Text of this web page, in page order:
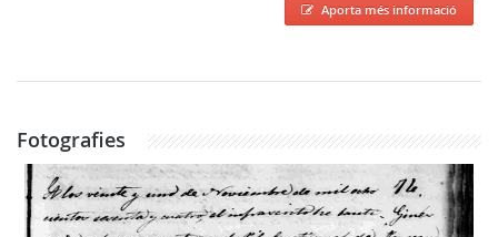
Aporta més informació
Fotografies